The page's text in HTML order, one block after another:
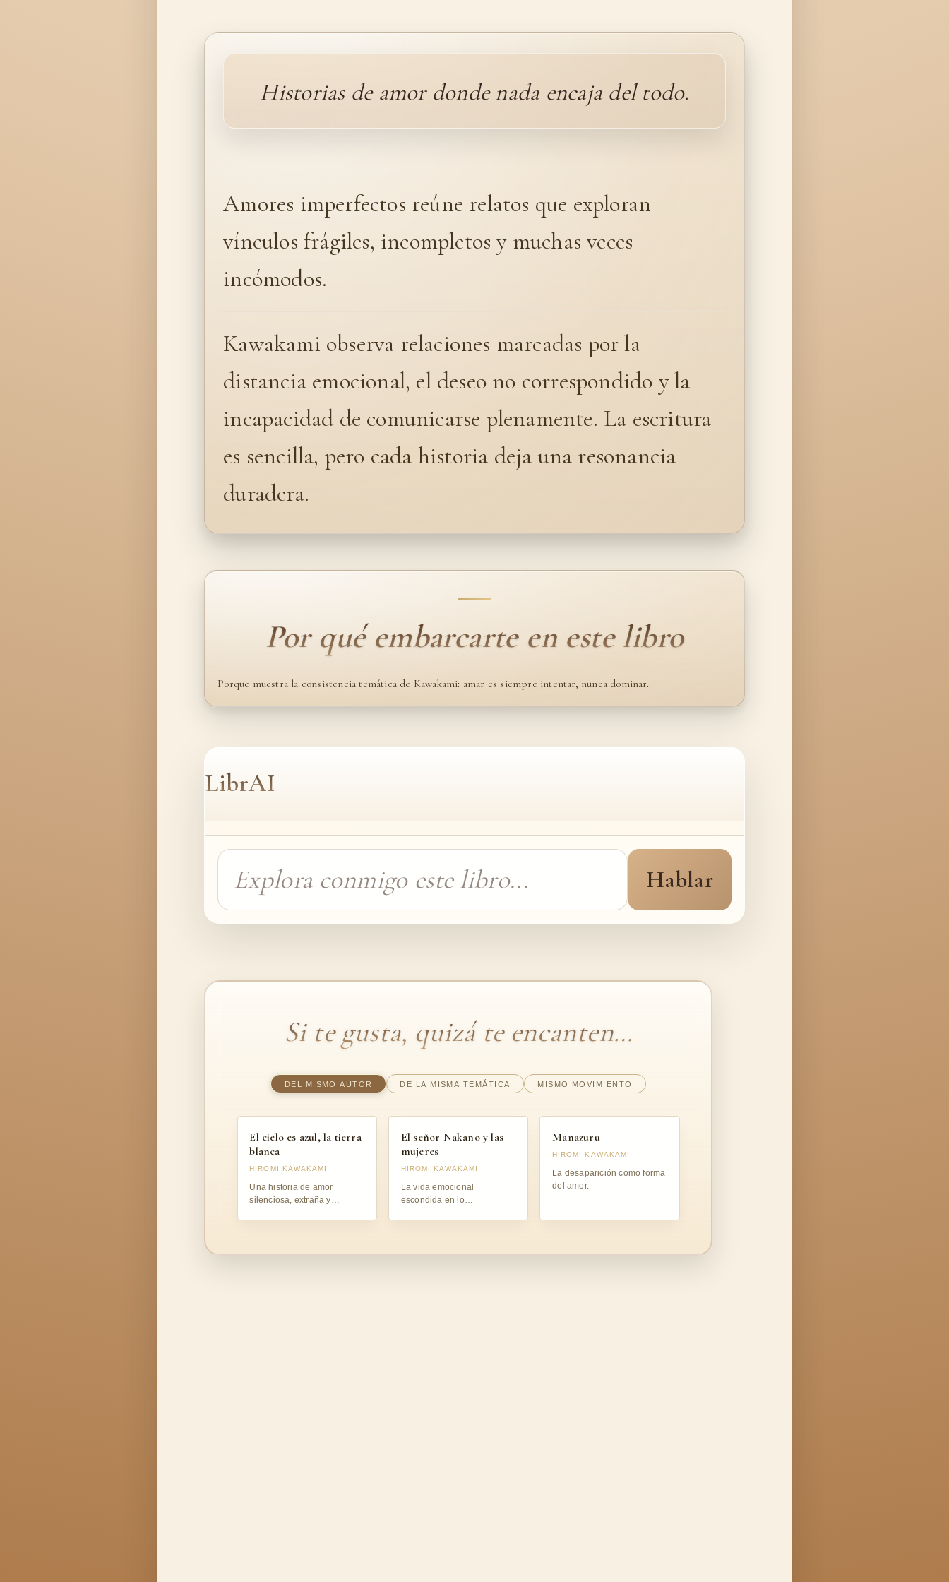
Historias de amor donde nada encaja del todo.
Amores imperfectos reúne relatos que exploran
vínculos frágiles, incompletos y muchas veces
incómodos.
Kawakami observa relaciones marcadas por la
distancia emocional, el deseo no correspondido y la
incapacidad de comunicarse plenamente. La escritura
es sencilla, pero cada historia deja una resonancia
duradera.
Por qué embarcarte en este libro
Porque muestra la consistencia temática de Kawakami: amar es siempre intentar, nunca dominar.
LibrAI
Hablar
Si te gusta, quizá te encanten…
DEL MISMO AUTOR DE LA MISMA TEMÁTICA MISMO MOVIMIENTO
El cielo es azul, la tierra
blanca
HIROMI KAWAKAMI
Una historia de amor
silenciosa, extraña y
El señor Nakano y las
mujeres
HIROMI KAWAKAMI
La vida emocional
escondida en lo
Manazuru
HIROMI KAWAKAMI
La desaparición como forma
del amor.